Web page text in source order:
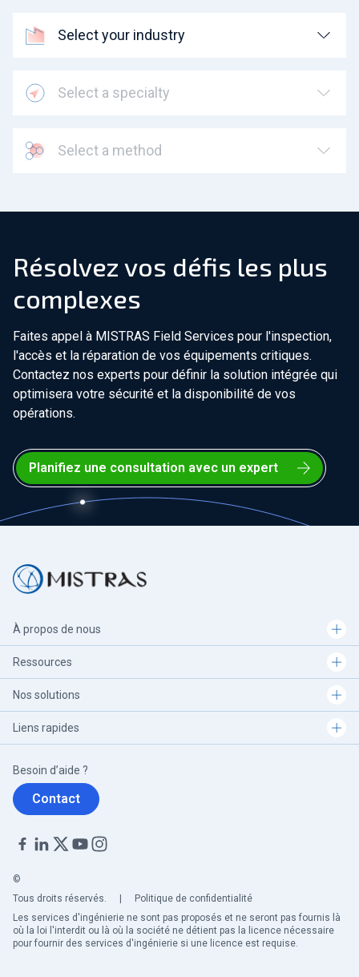
Select your industry
Select a specialty
Select a method
Résolvez vos défis les plus
complexes
Faites appel à MISTRAS Field Services pour l'inspection,
l'accès et la réparation de vos équipements critiques.
Contactez nos experts pour définir la solution intégrée qui
optimisera votre sécurité et la disponibilité de vos
opérations.
Planifiez une consultation avec un expert
À propos de nous
Ressources
Nos solutions
Liens rapides
Besoin d’aide ?
Contact
©
Tous droits réservés.
Politique de confidentialité
Les services d'ingénierie ne sont pas proposés et ne seront pas fournis là
où la loi l'interdit ou là où la société ne détient pas la licence nécessaire
pour fournir des services d'ingénierie si une licence est requise.